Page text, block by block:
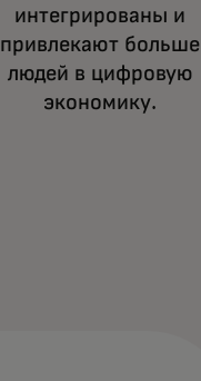
интегрированы и
привлекают больше
людей в цифровую
экономику.